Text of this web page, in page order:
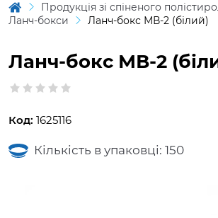
Продукція зі спіненого
Ланч-бокси
Ланч-бокс МВ-2 (білий)
Ланч-бокс МВ-2
Код: 1625116
Кількість в упаковці: 150